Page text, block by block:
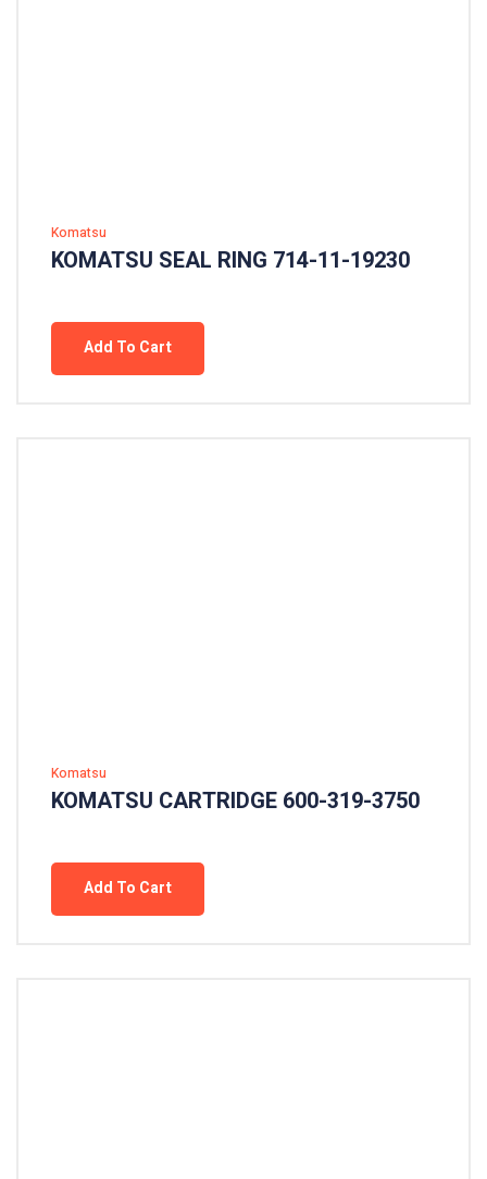
Komatsu
KOMATSU SEAL RING 714-11-19230
Add To Cart
Komatsu
KOMATSU CARTRIDGE 600-319-3750
Add To Cart